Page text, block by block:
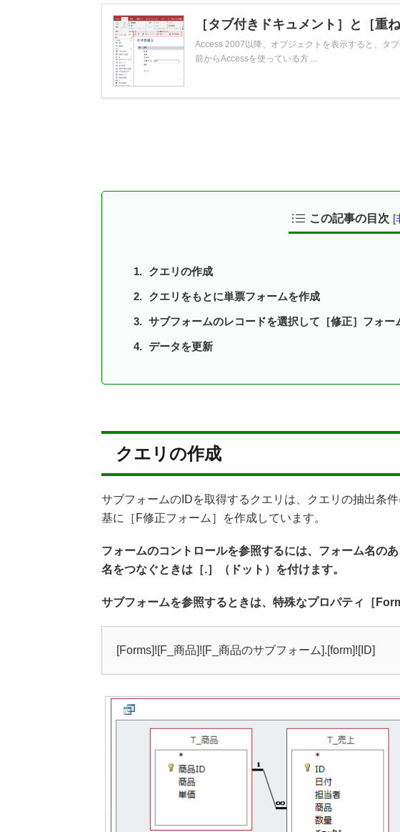
［タブ付きドキュメント］と［重
Access 2007以降、オブジェクトを表示すると、タ
前からAccessを使っている方 ...
この記事の目次 [
クエリの作成
クエリをもとに単票フォームを作成
サブフォームのレコードを選択して［修正］フォー
データを更新
クエリの作成
サブフォームのIDを取得するクエリは、クエリの抽出条
基に［F修正フォーム］を作成しています。
フォームのコントロールを参照するには、フォーム名の
名をつなぐときは［.］（ドット）を付けます。
サブフォームを参照するときは、特殊なプロパティ［
[Forms]![F_商品]![F_商品のサブフォーム].[form]![ID]